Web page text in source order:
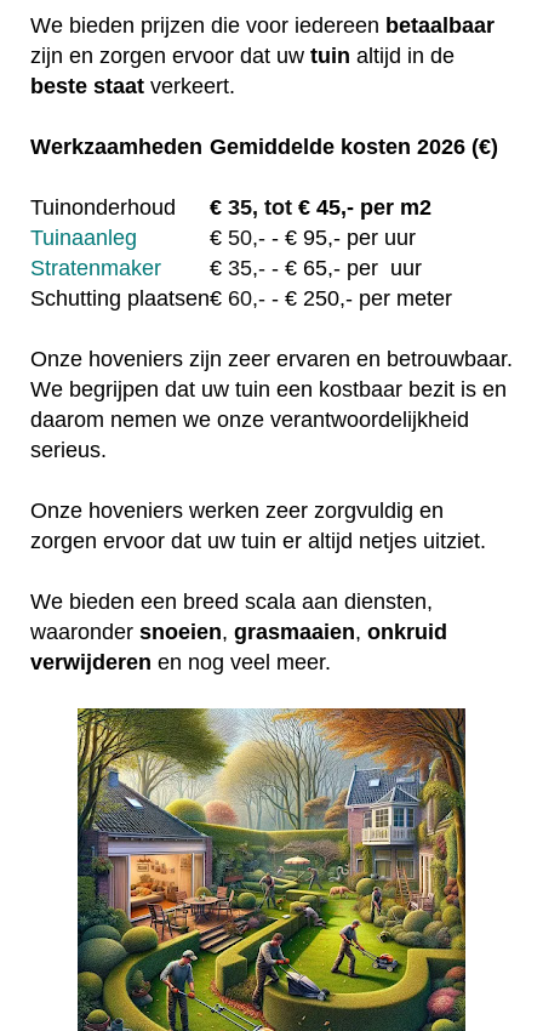
We bieden prijzen die voor iedereen betaalbaar
zijn en zorgen ervoor dat uw tuin altijd in de
beste staat verkeert.
Werkzaamheden Gemiddelde kosten 2026 (€)
Tuinonderhoud € 35, tot € 45,- per m2
Tuinaanleg
€ 50,- - € 95,- per uur
Stratenmaker
€ 35,- - € 65,- per uur
Schutting plaatsen€ 60,- - € 250,- per meter
Onze hoveniers zijn zeer ervaren en betrouwbaar.
We begrijpen dat uw tuin een kostbaar bezit is en
daarom nemen we onze verantwoordelijkheid
serieus.
Onze hoveniers werken zeer zorgvuldig en
zorgen ervoor dat uw tuin er altijd netjes uitziet.
We bieden een breed scala aan diensten,
waaronder snoeien, grasmaaien, onkruid
verwijderen en nog veel meer.